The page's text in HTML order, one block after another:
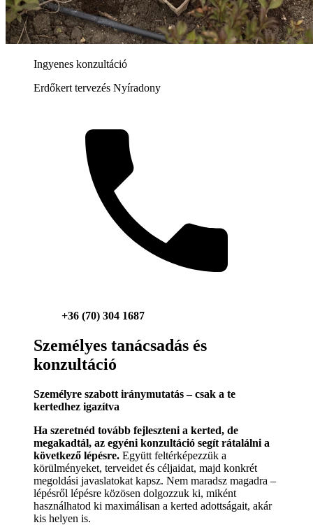
Ingyenes konzultáció
Erdőkert tervezés Nyíradony
+36 (70) 304 1687
Személyes tanácsadás és
konzultáció
Személyre szabott iránymutatás – csak a te
kertedhez igazítva
Ha szeretnéd tovább fejleszteni a kerted, de
megakadtál, az egyéni konzultáció segít rátalálni a
következő lépésre. Együtt feltérképezzük a
körülményeket, terveidet és céljaidat, majd konkrét
megoldási javaslatokat kapsz. Nem maradsz magadra –
lépésről lépésre közösen dolgozzuk ki, miként
használhatod ki maximálisan a kerted adottságait, akár
kis helyen is.